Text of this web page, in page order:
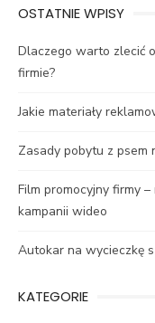
OSTATNIE WPISY
Dlaczego warto zlecić
firmie?
Jakie materiały
Zasady pobytu z psem
Film promocyjny firmy
kampanii wideo
Autokar na wycieczkę
KATEGORIE